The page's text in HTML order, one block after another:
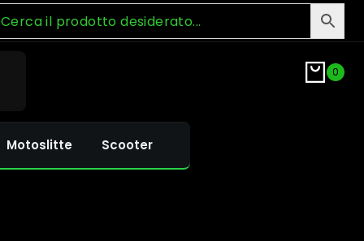
0
Motoslitte Scooter